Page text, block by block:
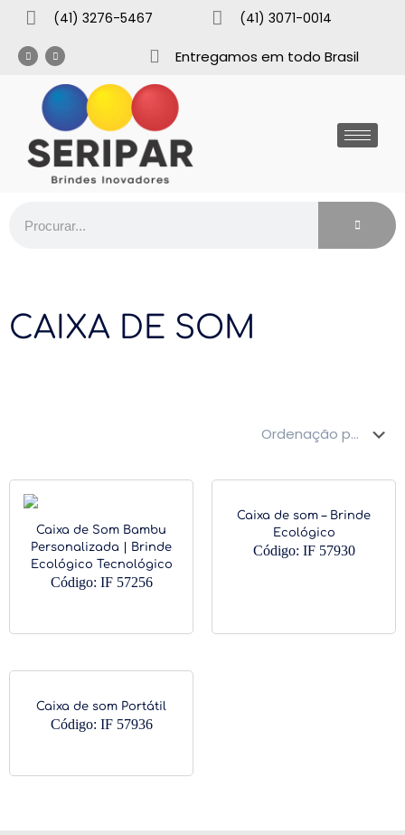
(41) 3276-5467 (41) 3071-0014
Entregamos em todo Brasil
CAIXA DE SOM
Caixa de Som Bambu
Personalizada | Brinde
Ecológico Tecnológico
Código: IF 57256
Caixa de som – Brinde
Ecológico
Código: IF 57930
Caixa de som Portátil
Código: IF 57936